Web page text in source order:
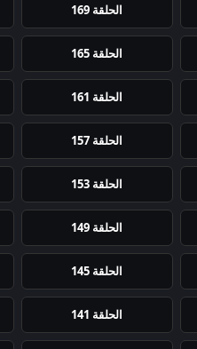
الحلقة 169
الحلقة 165
الحلقة 161
الحلقة 157
الحلقة 153
الحلقة 149
الحلقة 145
الحلقة 141